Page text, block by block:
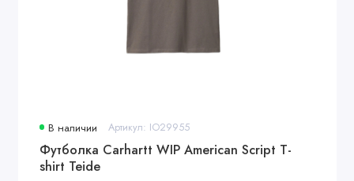
В наличии Артикул: IO29955
Футболка Carhartt WIP American Script T-
shirt Teide